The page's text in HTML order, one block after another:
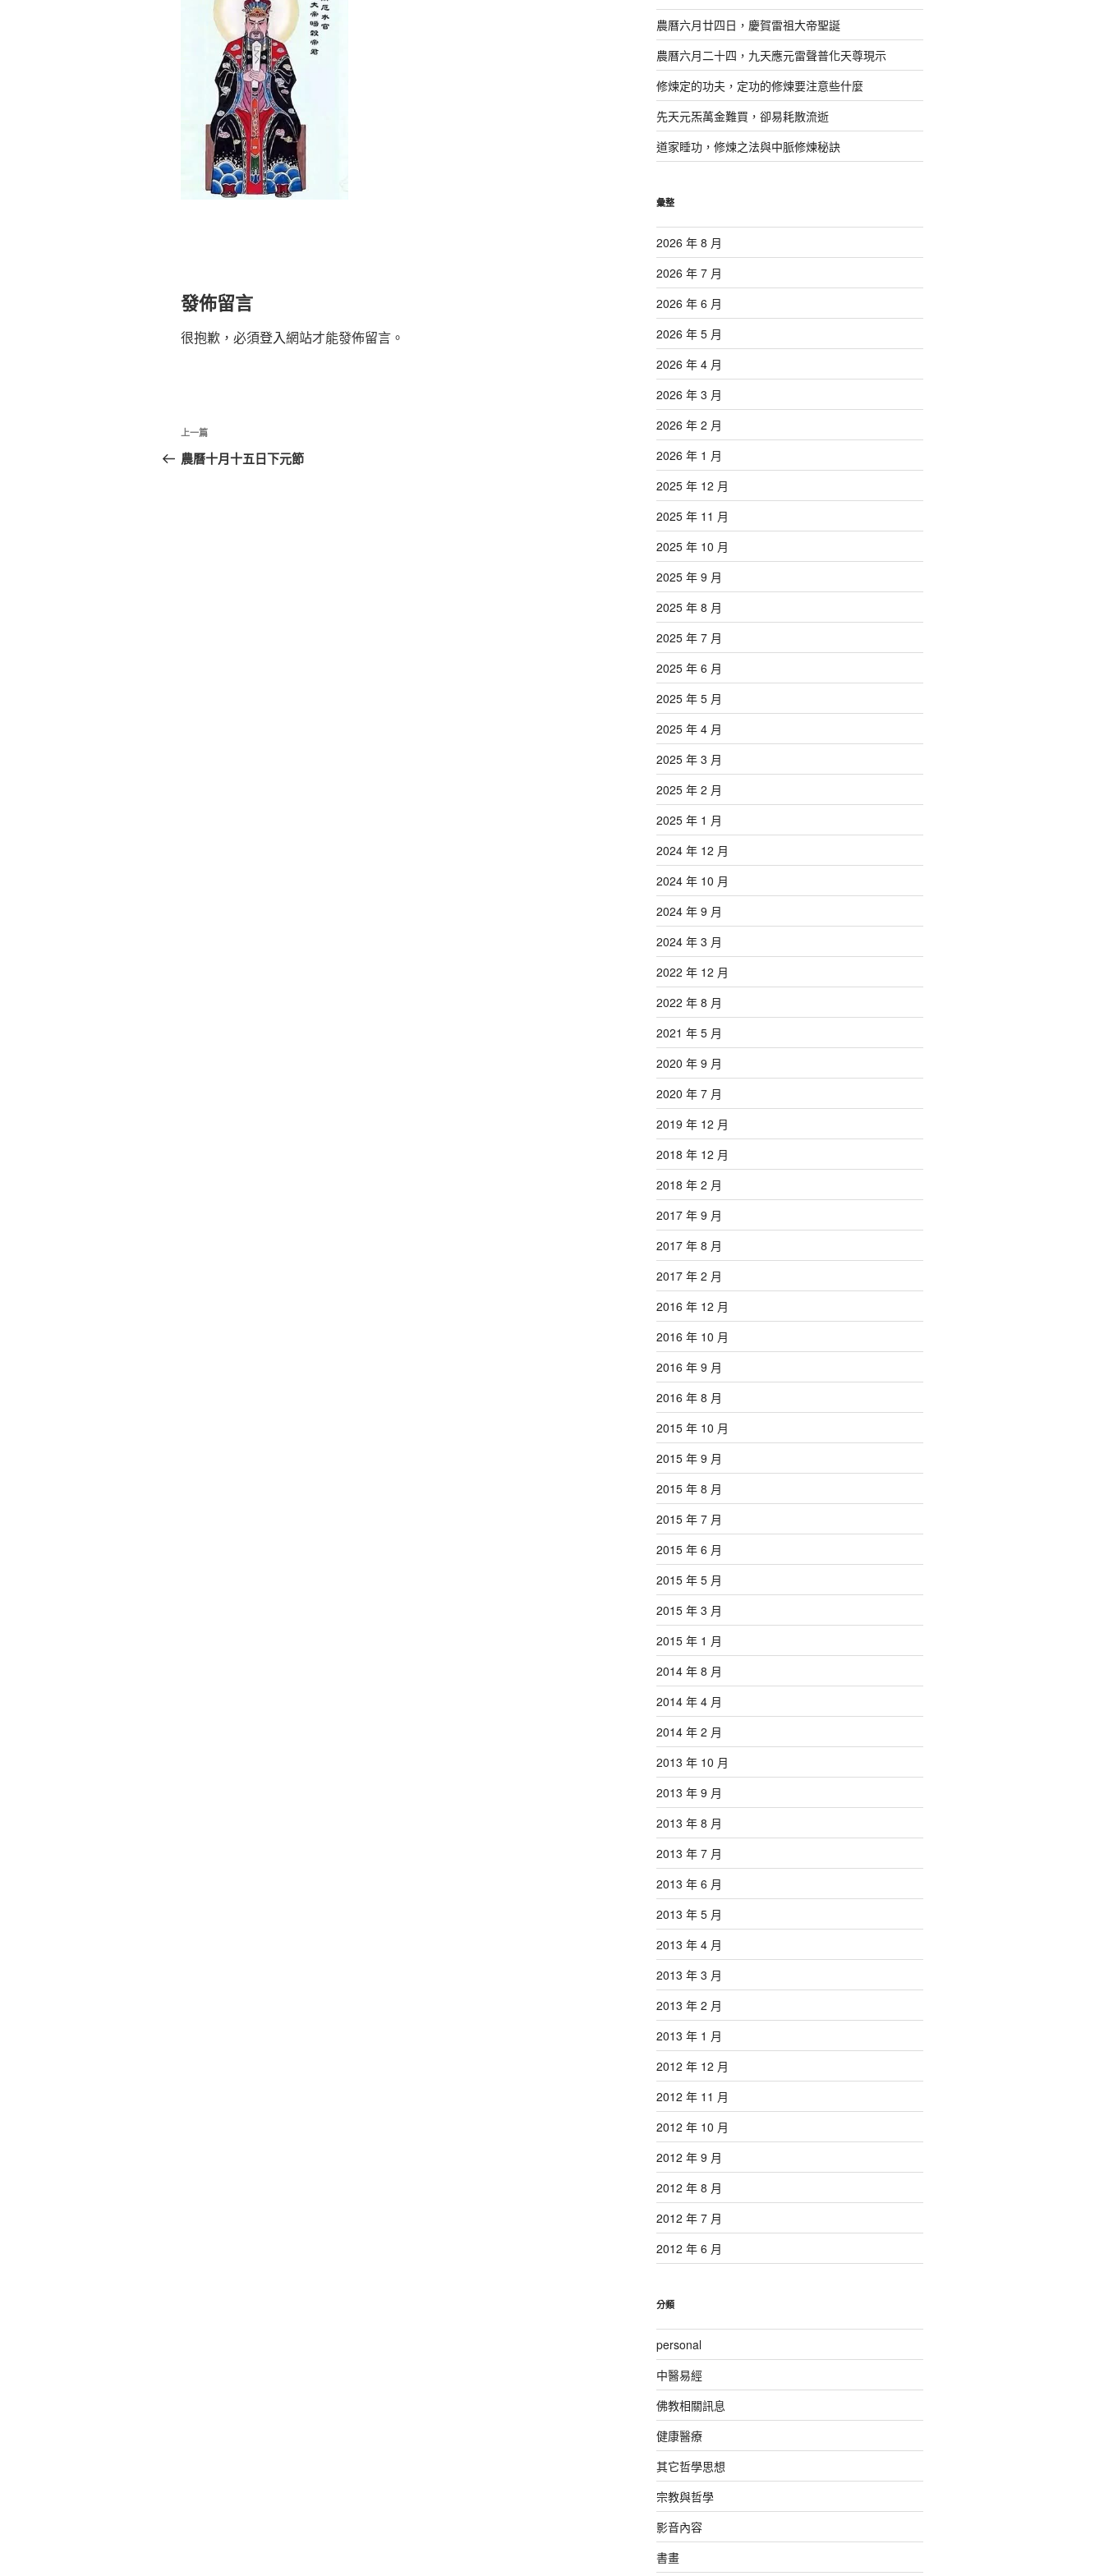
發佈留言
很抱歉，必須登入網站才能發佈留言。
文
章
上
一
上一篇
農曆十月十五日下元節
農曆六月廿四日，慶賀雷祖大帝聖誕
農曆六月二十四，九天應元雷聲普化天尊現示
修煉定的功夫，定功的修煉要注意些什麼
先天元炁萬金難買，卻易耗散流逝
道家睡功，修煉之法與中脈修煉秘訣
彙整
2026 年 8 月
2026 年 7 月
2026 年 6 月
2026 年 5 月
2026 年 4 月
2026 年 3 月
2026 年 2 月
2026 年 1 月
2025 年 12 月
2025 年 11 月
2025 年 10 月
2025 年 9 月
2025 年 8 月
2025 年 7 月
2025 年 6 月
2025 年 5 月
2025 年 4 月
2025 年 3 月
2025 年 2 月
2025 年 1 月
2024 年 12 月
2024 年 10 月
2024 年 9 月
2024 年 3 月
2022 年 12 月
2022 年 8 月
2021 年 5 月
2020 年 9 月
2020 年 7 月
2019 年 12 月
2018 年 12 月
2018 年 2 月
2017 年 9 月
2017 年 8 月
2017 年 2 月
2016 年 12 月
2016 年 10 月
2016 年 9 月
2016 年 8 月
2015 年 10 月
2015 年 9 月
2015 年 8 月
2015 年 7 月
2015 年 6 月
2015 年 5 月
2015 年 3 月
2015 年 1 月
2014 年 8 月
2014 年 4 月
2014 年 2 月
2013 年 10 月
2013 年 9 月
2013 年 8 月
2013 年 7 月
2013 年 6 月
2013 年 5 月
2013 年 4 月
2013 年 3 月
2013 年 2 月
2013 年 1 月
2012 年 12 月
2012 年 11 月
2012 年 10 月
2012 年 9 月
2012 年 8 月
2012 年 7 月
2012 年 6 月
分類
personal
中醫易經
佛教相關訊息
健康醫療
其它哲學思想
宗教與哲學
影音內容
書畫